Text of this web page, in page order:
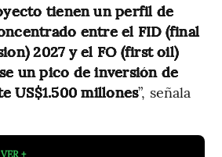
tienen un perfil de
entre el FID (final
2027 y el FO (first oil)
un pico de inversión de
US$1.500 millones”, señala
VER +